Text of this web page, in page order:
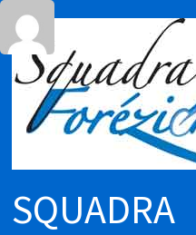
Passer
contenu
SQUADRA